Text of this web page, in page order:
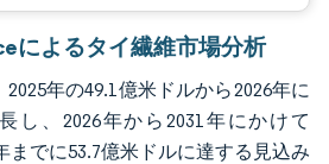
によるタイ繊維市場分析
年の49.1億米ドルから2026年に
し、2026年から2031年にかけて
までに53.7億米ドルに達する見込み